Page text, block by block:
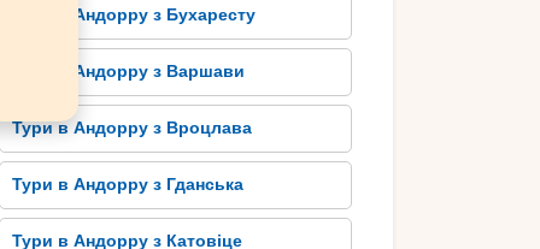
Тури в Андорру з Бухаресту
Тури в Андорру з Варшави
Тури в Андорру з Вроцлава
Тури в Андорру з Гданська
Тури в Андорру з Катовіце